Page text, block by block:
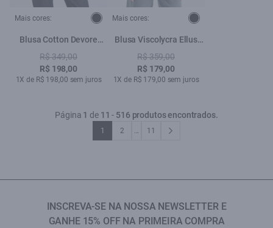
Mais cores:
Blusa Cotton Devore
Fearless Boxy Preto
R$ 349,00
R$ 198,00
1X de R$ 198,00 sem juros
Mais cores:
Blusa Viscolycra Ellus
Heritage Boxy Preto
R$ 359,00
R$ 179,00
1X de R$ 179,00 sem juros
Página 1 de 11 - 516 produtos encontrados.
1 2 ... 11
INSCREVA-SE NA NOSSA NEWSLETTER E
GANHE 15% OFF NA PRIMEIRA COMPRA